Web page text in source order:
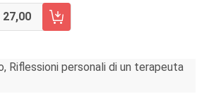
27,00
FASCICOLO 139/2025
Riflessioni personali di un terapeuta